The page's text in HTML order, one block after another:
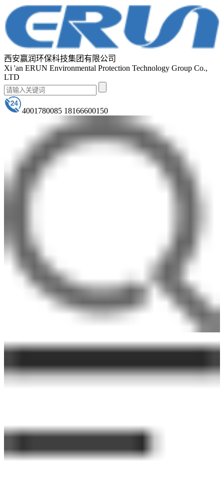
西安赢润环保科技集团有限公司
Xi 'an ERUN Environmental Protection Technology Group Co.,
LTD
4001780085 18166600150